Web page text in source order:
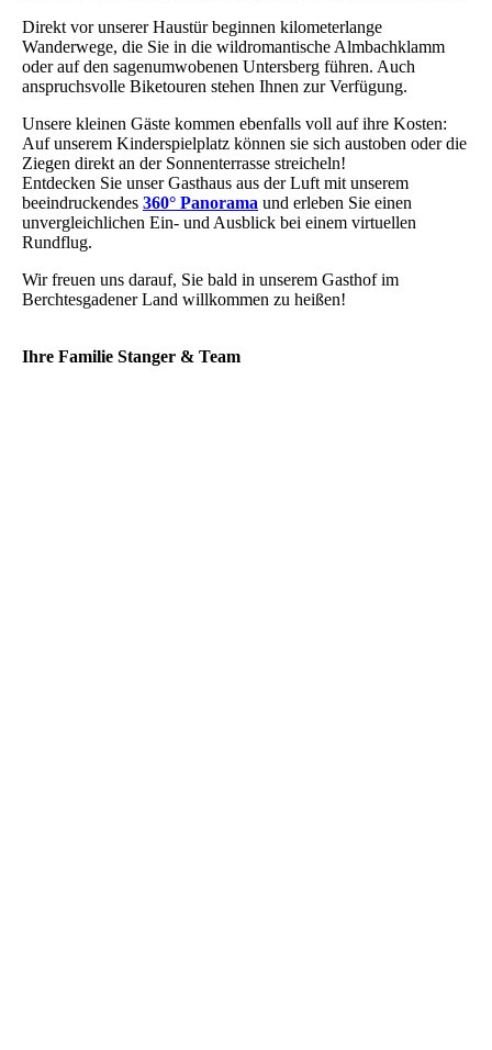
Direkt vor unserer Haustür beginnen kilometerlange
Wanderwege, die Sie in die wildromantische Almbachklamm
oder auf den sagenumwobenen Untersberg führen. Auch
anspruchsvolle Biketouren stehen Ihnen zur Verfügung.
Unsere kleinen Gäste kommen ebenfalls voll auf ihre Kosten:
Auf unserem Kinderspielplatz können sie sich austoben oder die
Ziegen direkt an der Sonnenterrasse streicheln!
Entdecken Sie unser Gasthaus aus der Luft mit unserem
beeindruckendes 360° Panorama und erleben Sie einen
unvergleichlichen Ein- und Ausblick bei einem virtuellen
Rundflug.
Wir freuen uns darauf, Sie bald in unserem Gasthof im
Berchtesgadener Land willkommen zu heißen!
Ihre Familie Stanger & Team